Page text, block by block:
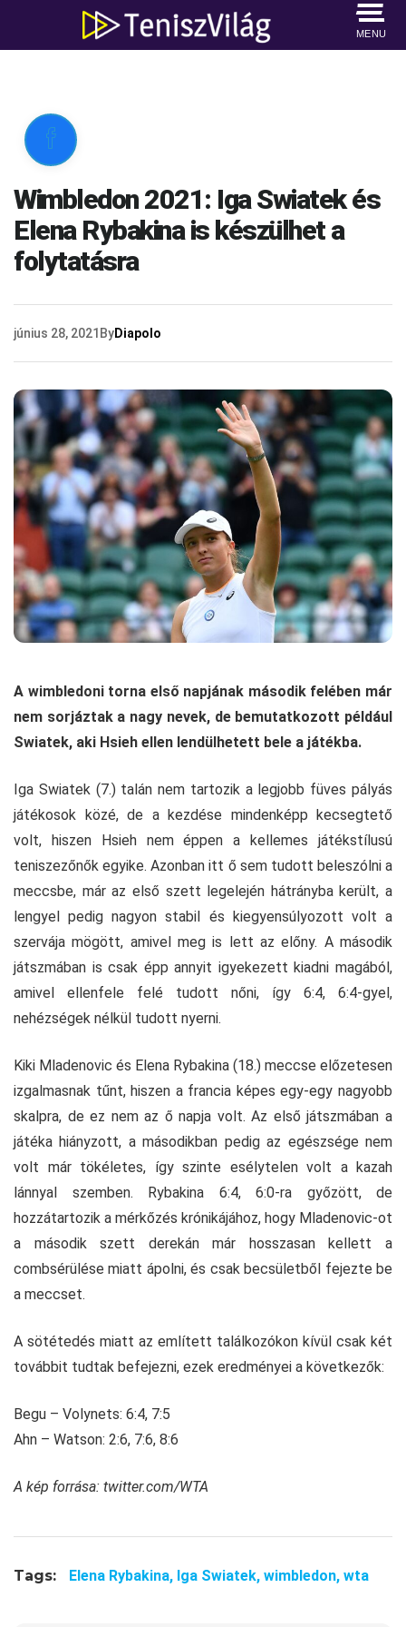
MENU

Wimbledon 2021: Iga Swiatek és
Elena Rybakina is készülhet a
folytatásra
június 28, 2021 ByDiapolo
A wimbledoni torna első napjának második felében már
nem sorjáztak a nagy nevek, de bemutatkozott például
Swiatek, aki Hsieh ellen lendülhetett bele a játékba.
Iga Swiatek (7.) talán nem tartozik a legjobb füves pályás
játékosok közé, de a kezdése mindenképp kecsegtető
volt, hiszen Hsieh nem éppen a kellemes játékstílusú
teniszezőnők egyike. Azonban itt ő sem tudott beleszólni a
meccsbe, már az első szett legelején hátrányba került, a
lengyel pedig nagyon stabil és kiegyensúlyozott volt a
szervája mögött, amivel meg is lett az előny. A második
játszmában is csak épp annyit igyekezett kiadni magából,
amivel ellenfele felé tudott nőni, így 6:4, 6:4-gyel,
nehézségek nélkül tudott nyerni.
Kiki Mladenovic és Elena Rybakina (18.) meccse előzetesen
izgalmasnak tűnt, hiszen a francia képes egy-egy nagyobb
skalpra, de ez nem az ő napja volt. Az első játszmában a
játéka hiányzott, a másodikban pedig az egészsége nem
volt már tökéletes, így szinte esélytelen volt a kazah
lánnyal szemben. Rybakina 6:4, 6:0-ra győzött, de
hozzátartozik a mérkőzés krónikájához, hogy Mladenovic-ot
a második szett derekán már hosszasan kellett a
combsérülése miatt ápolni, és csak becsületből fejezte be
a meccset.
A sötétedés miatt az említett találkozókon kívül csak két
továbbit tudtak befejezni, ezek eredményei a következők:
Begu – Volynets: 6:4, 7:5
Ahn – Watson: 2:6, 7:6, 8:6
A kép forrása: twitter.com/WTA
Tags: Elena Rybakina, Iga Swiatek, wimbledon, wta